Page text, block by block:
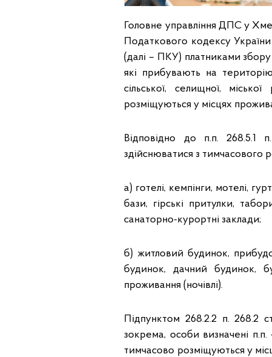
Головне управління ДПС у
Податкового кодексу
(далі – ПКУ) платниками
які прибувають на територію
сільської, селищної,
розміщуються у місцях
Відповідно до п.п. 268.5.1
здійснюватися з тимчасового
а) готелі, кемпінги, мотелі,
бази, гірські притулки,
санаторно-курортні заклади;
б) житловий будинок,
будинок, дачний будинок,
проживання (ночівлі).
Підпунктом 268.2.2 п. 268.2
зокрема, особи визначені п.п.
тимчасово розміщуються у